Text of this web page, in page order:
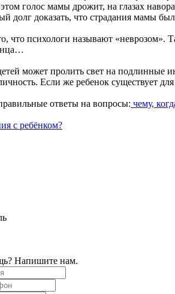
голос мамы дрожит, на глазах
долг доказать, что страдания мамы
что психологи называют «неврозом».
может пролить свет на подлинные
Если же ребенок существует
ответы на вопросы: чему,
с ребёнком?
Напишите нам.